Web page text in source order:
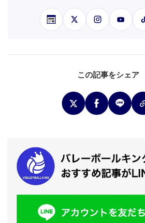
この記事をシェア